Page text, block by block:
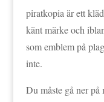
piratkopia är ett
känt märke och
som emblem på
inte.
Du måste gå ner